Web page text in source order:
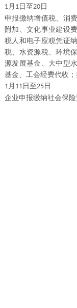
1月 1日至20日
申报缴纳增值税、消
附加、文化事业建设
税人和电子应税凭证
税、水资源税、环境
源发展基金、大中型
基金、工会经费代收
1月 11日至25日
企业申报缴纳社会保